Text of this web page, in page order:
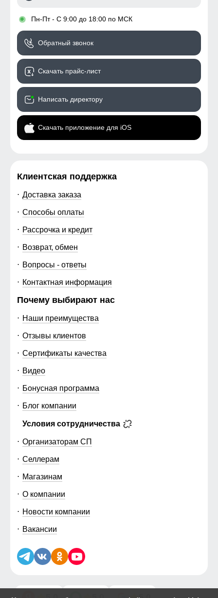
• Пн-Пт - С 9:00 до 18:00 по МСК
Обратный звонок
Скачать прайс-лист
Написать директору
Скачать приложение для iOS
Клиентская поддержка
Доставка заказа
Способы оплаты
Рассрочка и кредит
Возврат, обмен
Вопросы - ответы
Контактная информация
Почему выбирают нас
Наши преимущества
Отзывы клиентов
Сертификаты качества
Видео
Бонусная программа
Блог компании
Условия сотрудничества
Организаторам СП
Селлерам
Магазинам
О компании
Новости компании
Вакансии